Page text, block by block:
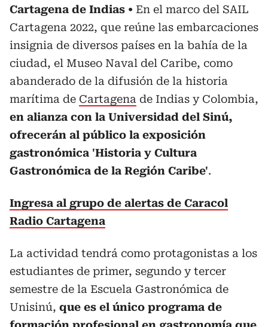
Cartagena de Indias
En el marco del SAIL
Cartagena 2022, que reúne las embarcaciones
insignia de diversos países en la bahía de la
ciudad, el Museo Naval del Caribe, como
abanderado de la difusión de la historia
marítima de Cartagena de Indias y Colombia,
en alianza con la Universidad del Sinú,
ofrecerán al público la exposición
gastronómica 'Historia y Cultura
Gastronómica de la Región Caribe'.
Ingresa al grupo de alertas de Caracol
Radio Cartagena
La actividad tendrá como protagonistas a los
estudiantes de primer, segundo y tercer
semestre de la Escuela Gastronómica de
Unisinú, que es el único programa de